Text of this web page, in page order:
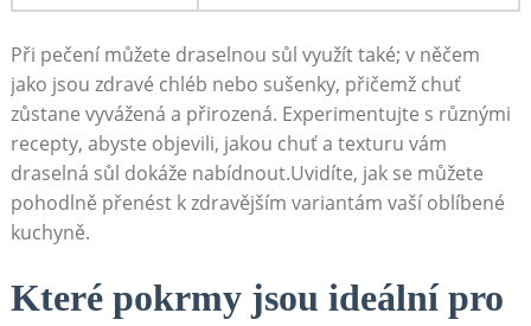
Při pečení můžete draselnou sůl využít také; v něčem
jako jsou zdravé chléb nebo sušenky, přičemž chuť
zůstane vyvážená a přirozená. Experimentujte s různými
recepty, abyste objevili, jakou chuť a texturu vám
draselná sůl dokáže nabídnout.Uvidíte, jak se můžete
pohodlně přenést k zdravějším variantám vaší oblíbené
kuchyně.
Které pokrmy jsou ideální pro